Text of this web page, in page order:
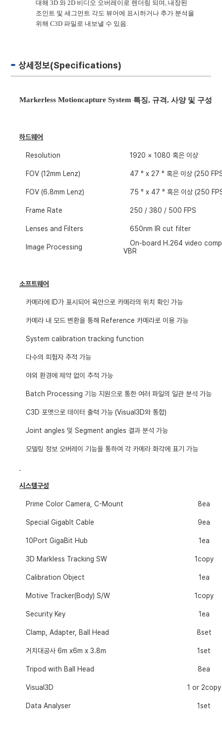
대해 3D와 2D 비디오 오버레이로 렌더링 되며,내장된
조인트 및 세그먼트 각도 뷰어에 표시하거나 추가 분석을
위해 C3D파일로 내보낼 수 있음.
상세정보(Specifications)
Markerless Motioncapture System 특징, 규격, 사양 및 구성
하드웨어
Resolution 1920 × 1080 혹은 이상
FOV (12mm Lenz) 47° x 27° 혹은 이상 (250
FOV (6.8mm Lenz) 75° x 47° 혹은 이상 (250
Frame Rate 250 / 380 / 500 FPS
Lenses and Filters 650nm IR cut filter
Image Processing
On-board H.264 video
VBR
소프트웨어
카메라에 ID가 표시되어 육안으로 카메라의 위치 확인 가능
카메라 내 모드 변환을 통해 Reference 카메라로 이용 가능
System calibration tracking function
다수의 피험자 추적 가능
야외 환경에 제약 없이 추적 가능
Batch Processing 기능 지원으로 통한 여러 파일의 일관 분석 가능
C3D포맷으로 데이터 출력 가능 (Visual3D와 통합)
Joint angles 및 Segment angles 결과 분석 가능
모델링 정보 오버레이 기능을 통하여 각 카메라 화각에 표기 가능
시스템구성
Prime Color Camera, C-Mount 8ea
Special GigabIt Cable 9ea
10Port GigaBit Hub 1ea
3D Markless Tracking SW 1copy
Calibration Object 1ea
Motive Tracker(Body) S/W 1copy
Security Key 1ea
Clamp, Adapter, Ball Head 8set
거치대공사6m x6m x 3.8m 1set
Tripod with Ball Head 8ea
Visual3D 1 or 2copy
Data Analyser 1set